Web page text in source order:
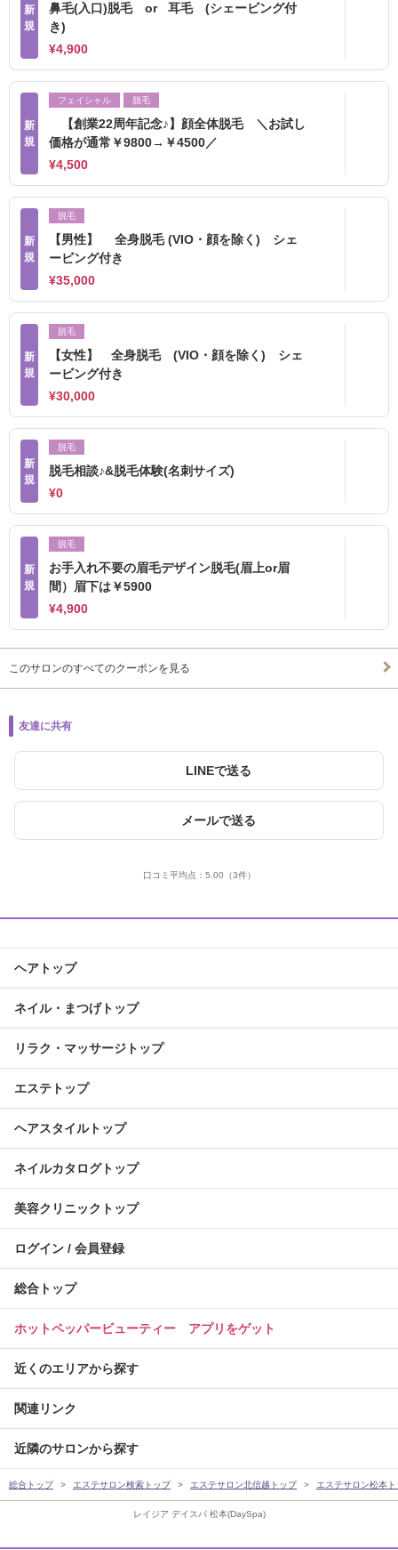
レイジア デイスパ 松本(DaySpa)
新
規
鼻毛(入口)脱毛 or 耳毛 (シェービング付
き)
¥4,900
新
規
フェイシャル 脱毛
【創業22周年記念♪】顔全体脱毛 ＼お試し
価格が通常￥9800→￥4500／
¥4,500
新
規
脱毛
【男性】 全身脱毛 (VIO・顔を除く) シェ
ービング付き
¥35,000
新
規
脱毛
【女性】 全身脱毛 (VIO・顔を除く) シェ
ービング付き
¥30,000
新
規
脱毛
脱毛相談♪&脱毛体験(名刺サイズ)
¥0
新
規
脱毛
お手入れ不要の眉毛デザイン脱毛(眉上or眉
間）眉下は￥5900
¥4,900
このサロンのすべてのクーポンを見る
友達に共有
LINEで送る
メールで送る
口コミ平均点： 5.00 （3件）
ヘアトップ
ネイル・まつげトップ
リラク・マッサージトップ
エステトップ
ヘアスタイルトップ
ネイルカタログトップ
美容クリニックトップ
ログイン / 会員登録
総合トップ
ホットペッパービューティー アプリをゲット
近くのエリアから探す
関連リンク
近隣のサロンから探す
総合トップ エステサロン検索トップ エステサロン北信越トップ エステサロン松本ト